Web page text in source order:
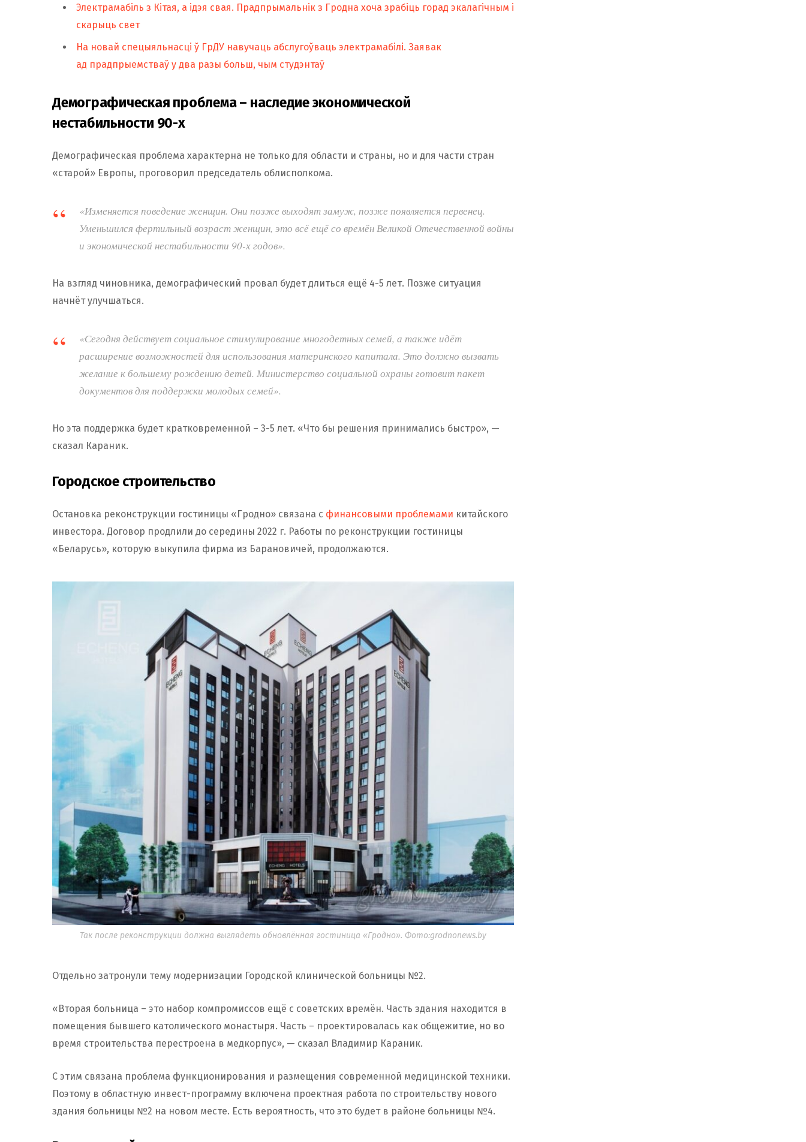
Электрамабіль з Кітая, а ідэя свая. Прадпрымальнік з Гродна хоча зрабіць горад экалагічным і
скарыць свет
На новай спецыяльнасці ў ГрДУ навучаць абслугоўваць электрамабілі. Заявак
ад прадпрыемстваў у два разы больш, чым студэнтаў
Демографическая проблема – наследие экономической
нестабильности 90-х
Демографическая проблема характерна не только для области и страны, но и для части стран
«старой» Европы, проговорил председатель облисполкома.
«Изменяется поведение женщин. Они позже выходят замуж, позже появляется первенец.
Уменьшился фертильный возраст женщин, это всё ещё со времён Великой Отечественной войны
и экономической нестабильности 90-х годов».
На взгляд чиновника, демографический провал будет длиться ещё 4-5 лет. Позже ситуация
начнёт улучшаться.
«Сегодня действует социальное стимулирование многодетных семей, а также идёт
расширение возможностей для использования материнского капитала. Это должно вызвать
желание к большему рождению детей. Министерство социальной охраны готовит пакет
документов для поддержки молодых семей».
Но эта поддержка будет кратковременной – 3-5 лет. «Что бы решения принимались быстро», —
сказал Караник.
Городское строительство
Остановка реконструкции гостиницы «Гродно» связана с финансовыми проблемами китайского
инвестора. Договор продлили до середины 2022 г. Работы по реконструкции гостиницы
«Беларусь», которую выкупила фирма из Барановичей, продолжаются.
Так после реконструкции должна выглядеть обновлённая гостиница «Гродно». Фото:grodnonews.by
Отдельно затронули тему модернизации Городской клинической больницы №2.
«Вторая больница – это набор компромиссов ещё с советских времён. Часть здания находится в
помещения бывшего католического монастыря. Часть – проектировалась как общежитие, но во
время строительства перестроена в медкорпус», — сказал Владимир Караник.
С этим связана проблема функционирования и размещения современной медицинской техники.
Поэтому в областную инвест-программу включена проектная работа по строительству нового
здания больницы №2 на новом месте. Есть вероятность, что это будет в районе больницы №4.